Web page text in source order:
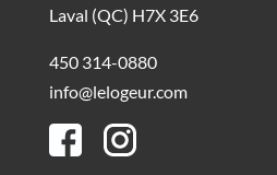
Laval (QC) H7X 3E6
450 314-0880
info@lelogeur.com